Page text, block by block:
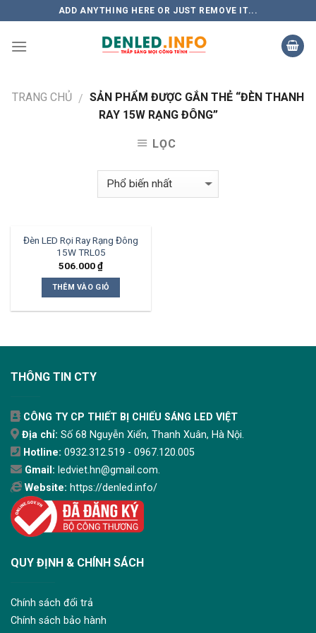
to
content
ADD ANYTHING HERE OR JUST REMOVE IT...
TRANG CHỦ / SẢN PHẨM ĐƯỢC GẮN THẺ “ĐÈN THANH
RAY 15W RẠNG ĐÔNG”
LỌC
Đèn LED Rọi Ray Rạng Đông
15W TRL05
506.000₫
THÊM VÀO GIỎ
THÔNG TIN CTY
CÔNG TY CP THIẾT BỊ CHIẾU SÁNG LED VIỆT
Địa chỉ: Số 68 Nguyễn Xiển, Thanh Xuân, Hà Nội.
Hotline: 0932.312.519 - 0967.120.005
Gmail: ledviet.hn@gmail.com.
Website: https://denled.info/
QUY ĐỊNH & CHÍNH SÁCH
Chính sách đổi trả
Chính sách bảo hành